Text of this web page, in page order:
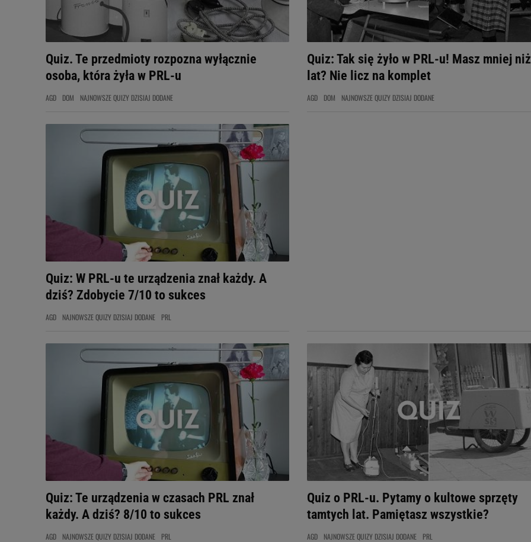
Quiz. Te przedmioty rozpozna wyłącznie
osoba, która żyła w PRL-u
AGD DOM NAJNOWSZE QUIZY DZISIAJ DODANE
Quiz: Tak się żyło w PRL-u! Masz mniej
lat? Nie licz na komplet
AGD DOM NAJNOWSZE QUIZY DZISIAJ DODANE
Quiz: W PRL-u te urządzenia znał każdy. A
dziś? Zdobycie 7/10 to sukces
AGD NAJNOWSZE QUIZY DZISIAJ DODANE PRL
Quiz: Te urządzenia w czasach PRL znał
każdy. A dziś? 8/10 to sukces
AGD NAJNOWSZE QUIZY DZISIAJ DODANE PRL
Quiz o PRL-u. Pytamy o kultowe sprzęty
tamtych lat. Pamiętasz wszystkie?
AGD NAJNOWSZE QUIZY DZISIAJ DODANE PRL